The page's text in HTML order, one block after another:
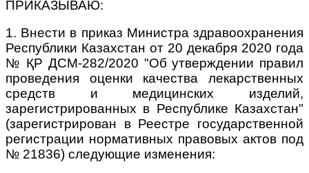
ПРИКАЗЫВАЮ:
1. Внести в приказ Министра здравоохранения
Республики Казахстан от 20 декабря 2020 года
№ ҚР ДСМ-282/2020 "Об утверждении правил
проведения оценки качества лекарственных
средств и медицинских изделий,
зарегистрированных в Республике Казахстан"
(зарегистрирован в Реестре государственной
регистрации нормативных правовых актов под
№ 21836) следующие изменения: